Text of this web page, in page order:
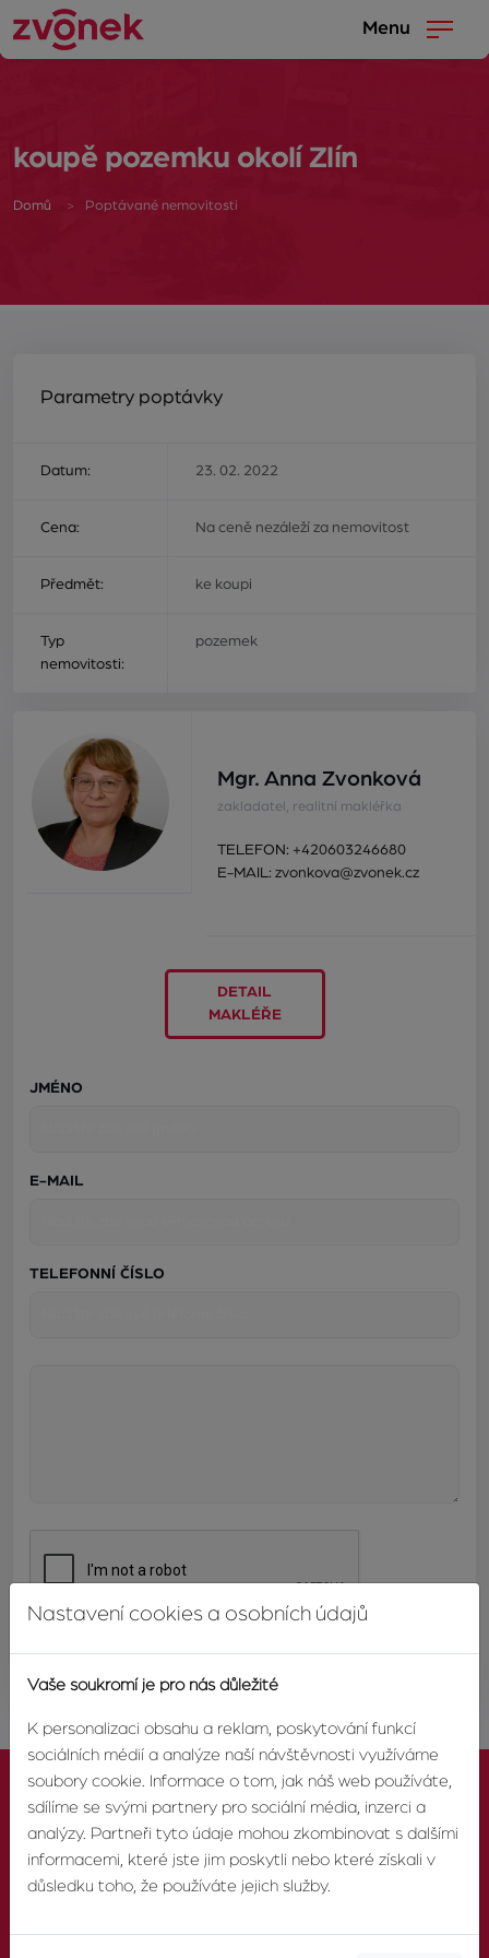
Menu
koupě pozemku okolí Zlín
Domů Poptávané nemovitosti
Parametry poptávky
Datum: 23. 02. 2022
Cena: Na ceně nezáleží za nemovitost
Předmět: ke koupi
Typ
nemovitosti:
pozemek
Mgr. Anna Zvonková
zakladatel, realitní makléřka
TELEFON: +420603246680
E-MAIL: zvonkova@zvonek.cz
DETAIL
MAKLÉŘE
JMÉNO
E-MAIL
TELEFONNÍ ČÍSLO
KONTAKTUJTE NÁS
Nastavení cookies a osobních údajů
Vaše soukromí je pro nás důležité
K personalizaci obsahu a reklam, poskytování funkcí
sociálních médií a analýze naší návštěvnosti využíváme
soubory cookie. Informace o tom, jak náš web používáte,
sdílíme se svými partnery pro sociální média, inzerci a
analýzy. Partneři tyto údaje mohou zkombinovat s dalšími
informacemi, které jste jim poskytli nebo které získali v
důsledku toho, že používáte jejich služby.